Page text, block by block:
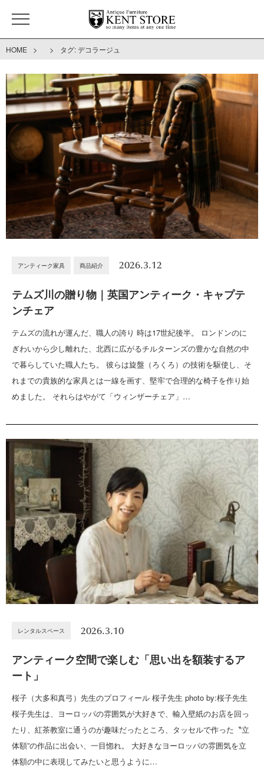
HOME > > タグ:デコラージュ
アンティーク家具 商品紹介 2026.3.12
テムズ川の贈り物｜英国アンティーク・キャプテ
ンチェア
テムズの流れが運んだ、職人の誇り 時は17世紀後半。 ロンドンのに
ぎわいから少し離れた、北西に広がるチルターンズの豊かな自然の中
で暮らしていた職人たち。 彼らは旋盤（ろくろ）の技術を駆使し、そ
れまでの貴族的な家具とは一線を画す、堅牢で合理的な椅子を作り始
めました。 それらはやがて「ウィンザーチェア」…
レンタルスペース 2026.3.10
アンティーク空間で楽しむ「思い出を額装するア
ート」
桜子（大多和真弓）先生のプロフィール 桜子先生 photo by:桜子先生
桜子先生は、ヨーロッパの雰囲気が大好きで、輸入壁紙のお店を回っ
たり、紅茶教室に通うのが趣味だったところ、タッセルで作った〝立
体額”の作品に出会い、一目惚れ。 大好きなヨーロッパの雰囲気を立
体額の中に表現してみたいと思うように…